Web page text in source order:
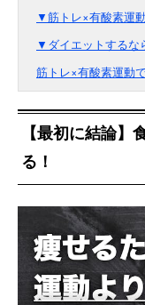
▼筋トレ×有酸素運
▼ダイエットするな
筋トレ×有酸素運動
【最初に結論
る！